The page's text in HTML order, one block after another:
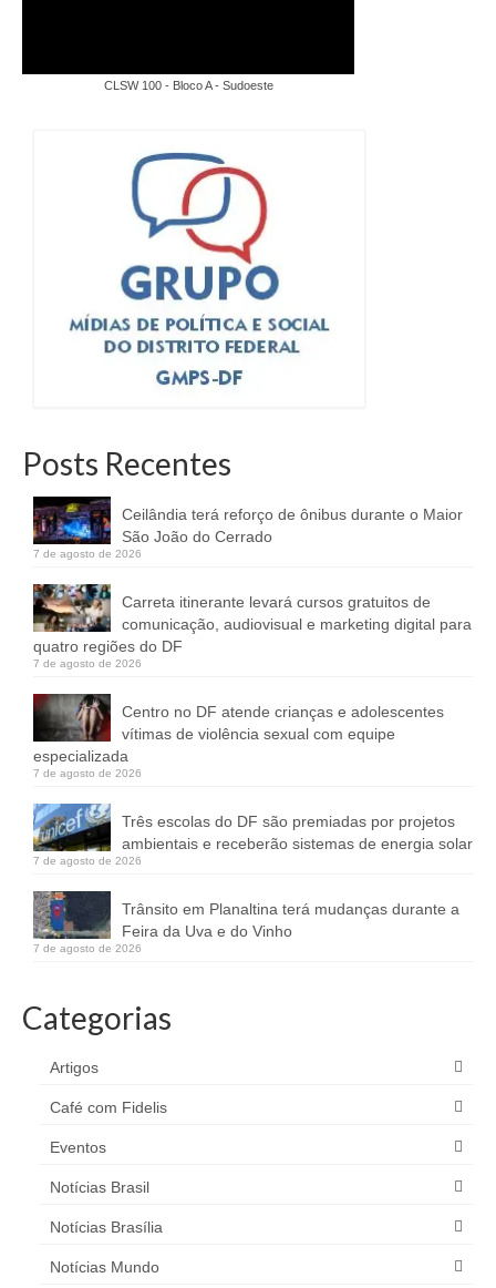
CLSW 100 - Bloco A - Sudoeste
Posts Recentes
Ceilândia terá reforço de ônibus durante o Maior
São João do Cerrado
7 de agosto de 2026
Carreta itinerante levará cursos gratuitos de
comunicação, audiovisual e marketing digital para
quatro regiões do DF
7 de agosto de 2026
Centro no DF atende crianças e adolescentes
vítimas de violência sexual com equipe
especializada
7 de agosto de 2026
Três escolas do DF são premiadas por projetos
ambientais e receberão sistemas de energia solar
7 de agosto de 2026
Trânsito em Planaltina terá mudanças durante a
Feira da Uva e do Vinho
7 de agosto de 2026
Categorias
Artigos
Café com Fidelis
Eventos
Notícias Brasil
Notícias Brasília
Notícias Mundo